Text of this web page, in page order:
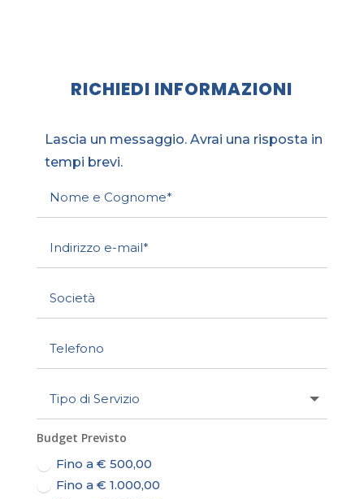
RICHIEDI INFORMAZIONI
Lascia un messaggio. Avrai una risposta in
tempi brevi.
Budget Previsto
Fino a € 500,00
Fino a € 1.000,00